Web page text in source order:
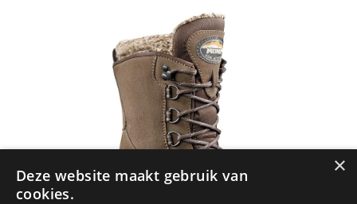
×
Deze website maakt gebruik van
cookies.